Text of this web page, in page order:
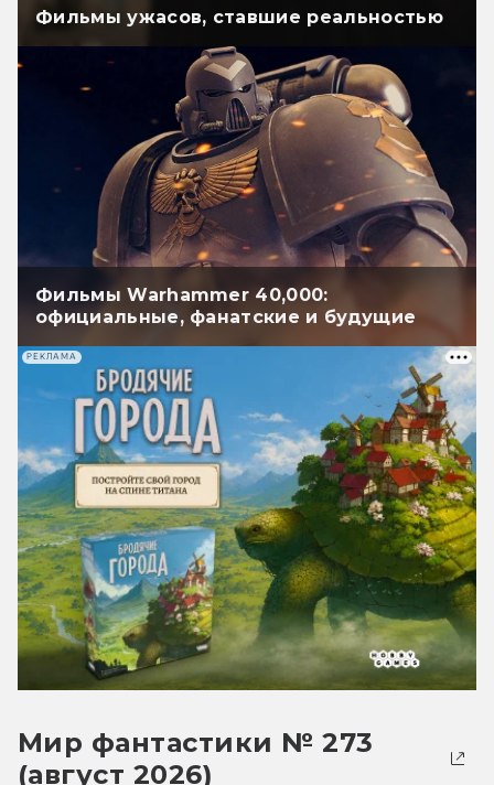
Фильмы ужасов, ставшие реальностью
Фильмы Warhammer 40,000:
официальные, фанатские и будущие
РЕКЛАМА
Мир фантастики № 273
(август 2026)